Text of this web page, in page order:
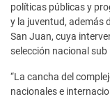
políticas públicas y
y la juventud, además
San Juan, cuya
selección nacional sub
“La cancha del
nacionales e